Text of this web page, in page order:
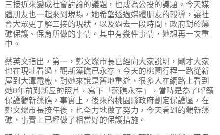
三接近來變成社會討論的議題，也成為公投的議題。今天媒
體朋友也一起來到現場，她希望透過媒體朋友的報導，讓社
會大眾更了解三接的現狀，以及過去一段時間，政府對於藻
礁保護、保育所做的事情。其中有幾件事情，她想再一次重
申。
蔡英文指出，第一，鄭文燦市長已經向大家說明，剛才大家
也在現址看過，觀新藻礁已永存。今天的桃園行程一路從新
屋到大潭電廠，對她來說是舊地重遊，很多人在網路上看到
她8年前到新屋的照片，寫下「藻礁永存」，當時是為了呼籲
保護觀新藻礁。事實上，後來的桃園縣政府劃定保護區，在
鄭文燦市長接任後，也全力地做了努力，今天看到的觀新藻
礁，事實上已經做了相當好的保護措施。